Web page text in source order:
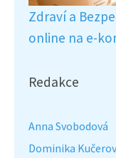
Zdraví a
online na e-
Redakce
Anna Svobodová
Dominika